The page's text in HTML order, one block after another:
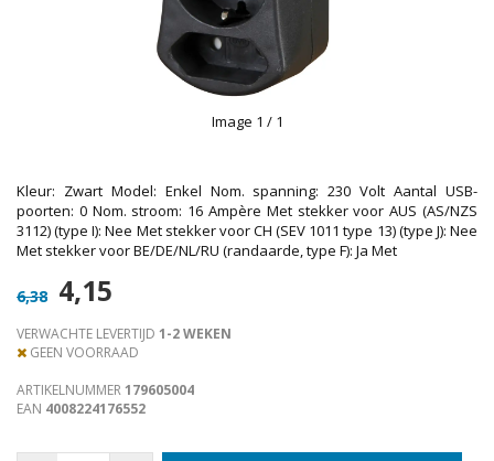
Image 1 / 1
Kleur: Zwart Model: Enkel Nom. spanning: 230 Volt Aantal USB-
poorten: 0 Nom. stroom: 16 Ampère Met stekker voor AUS (AS/NZS
3112) (type I): Nee Met stekker voor CH (SEV 1011 type 13) (type J): Nee
Met stekker voor BE/DE/NL/RU (randaarde, type F): Ja Met
6,38 4,15
VERWACHTE LEVERTIJD 1-2 WEKEN
GEEN VOORRAAD
ARTIKELNUMMER179605004
EAN 4008224176552